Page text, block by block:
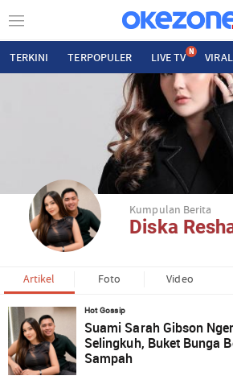
TERKINI TERPOPULER LIVE TV N VIRAL
Kumpulan Berita
Diska
Artikel Foto Video
Hot Gossip
Suami Sarah Gibson
Selingkuh, Buket Bunga
Sampah